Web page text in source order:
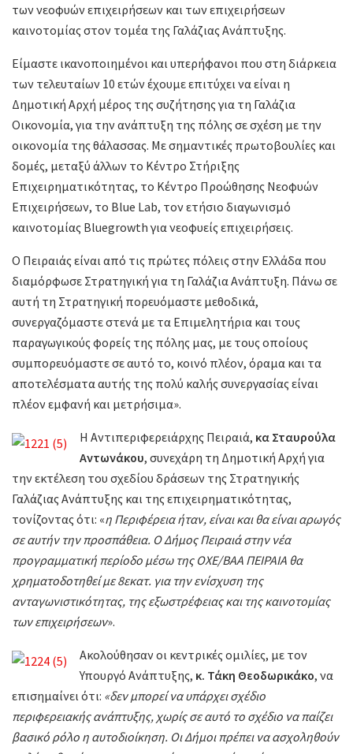
των νεοφυών επιχειρήσεων και των επιχειρήσεων
καινοτομίας στον τομέα της Γαλάζιας Ανάπτυξης.
Είμαστε ικανοποιημένοι και υπερήφανοι που στη διάρκεια
των τελευταίων 10 ετών έχουμε επιτύχει να είναι η
Δημοτική Αρχή μέρος της συζήτησης για τη Γαλάζια
Οικονομία, για την ανάπτυξη της πόλης σε σχέση με την
οικονομία της θάλασσας. Με σημαντικές πρωτοβουλίες και
δομές, μεταξύ άλλων το Κέντρο Στήριξης
Επιχειρηματικότητας, το Κέντρο Προώθησης Νεοφυών
Επιχειρήσεων, το Blue Lab, τον ετήσιο διαγωνισμό
καινοτομίας Bluegrowth για νεοφυείς επιχειρήσεις.
Ο Πειραιάς είναι από τις πρώτες πόλεις στην Ελλάδα που
διαμόρφωσε Στρατηγική για τη Γαλάζια Ανάπτυξη. Πάνω σε
αυτή τη Στρατηγική πορευόμαστε μεθοδικά,
συνεργαζόμαστε στενά με τα Επιμελητήρια και τους
παραγωγικούς φορείς της πόλης μας, με τους οποίους
συμπορευόμαστε σε αυτό το, κοινό πλέον, όραμα και τα
αποτελέσματα αυτής της πολύ καλής συνεργασίας είναι
πλέον εμφανή και μετρήσιμα».
Η Αντιπεριφερειάρχης Πειραιά, κα Σταυρούλα
Αντωνάκου, συνεχάρη τη Δημοτική Αρχή για
την εκτέλεση του σχεδίου δράσεων της Στρατηγικής
Γαλάζιας Ανάπτυξης και της επιχειρηματικότητας,
τονίζοντας ότι: «η Περιφέρεια ήταν, είναι και θα είναι αρωγός
σε αυτήν την προσπάθεια. Ο Δήμος Πειραιά στην νέα
προγραμματική περίοδο μέσω της ΟΧΕ/ΒΑΑ ΠΕΙΡΑΙΑ θα
χρηματοδοτηθεί με 8εκατ. για την ενίσχυση της
ανταγωνιστικότητας, της εξωστρέφειας και της καινοτομίας
των επιχειρήσεων».
Ακολούθησαν οι κεντρικές ομιλίες, με τον
Υπουργό Ανάπτυξης, κ. Τάκη Θεοδωρικάκο, να
επισημαίνει ότι: «δεν μπορεί να υπάρχει σχέδιο
περιφερειακής ανάπτυξης, χωρίς σε αυτό το σχέδιο να παίζει
βασικό ρόλο η αυτοδιοίκηση. Οι Δήμοι πρέπει να ασχοληθούν